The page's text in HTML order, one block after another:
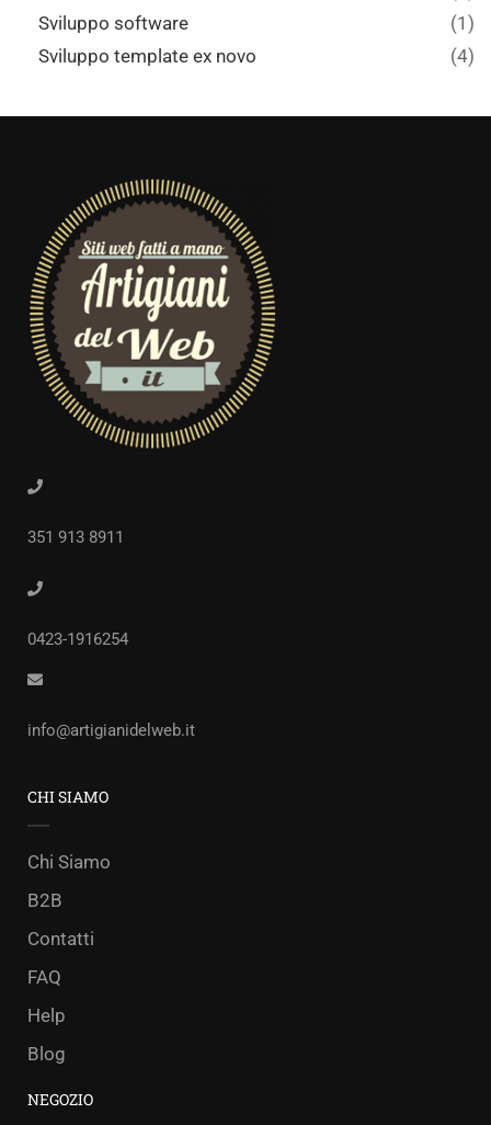
Sviluppo software
(1)
Sviluppo template ex novo
(4)
351 913 8911
0423-1916254
info@artigianidelweb.it
CHI SIAMO
Chi Siamo
B2B
Contatti
FAQ
Help
Blog
NEGOZIO